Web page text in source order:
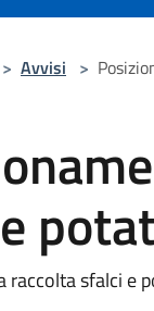
> Avvisi >
raccolta sfalci e